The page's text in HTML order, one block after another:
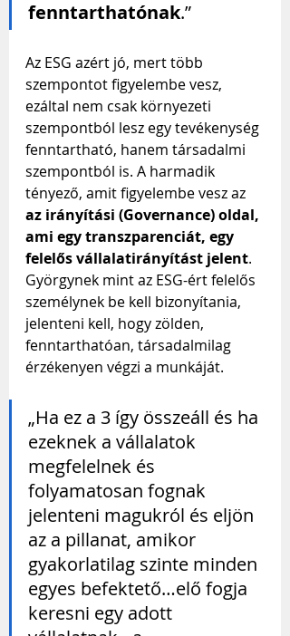
fenntarthatónak.”
Az ESG azért jó, mert több
szempontot figyelembe vesz,
ezáltal nem csak környezeti
szempontból lesz egy tevékenység
fenntartható, hanem társadalmi
szempontból is. A harmadik
tényező, amit figyelembe vesz az
az irányítási (Governance) oldal,
ami egy transzparenciát, egy
felelős vállalatirányítást jelent.
Györgynek mint az ESG-ért felelős
személynek be kell bizonyítania,
jelenteni kell, hogy zölden,
fenntarthatóan, társadalmilag
érzékenyen végzi a munkáját.
„Ha ez a 3 így összeáll és ha
ezeknek a vállalatok
megfelelnek és
folyamatosan fognak
jelenteni magukról és eljön
az a pillanat, amikor
gyakorlatilag szinte minden
egyes befektető…elő fogja
keresni egy adott